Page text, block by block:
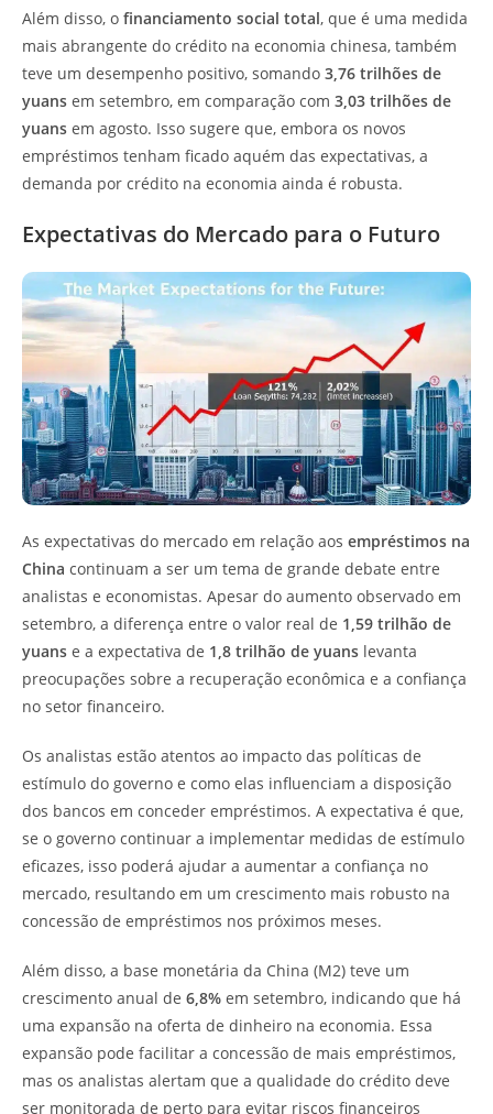
Além disso, o financiamento social total, que é uma medida
mais abrangente do crédito na economia chinesa, também
teve um desempenho positivo, somando 3,76 trilhões de
yuans em setembro, em comparação com 3,03 trilhões de
yuans em agosto. Isso sugere que, embora os novos
empréstimos tenham ficado aquém das expectativas, a
demanda por crédito na economia ainda é robusta.
Expectativas do Mercado para o Futuro
As expectativas do mercado em relação aos empréstimos na
China continuam a ser um tema de grande debate entre
analistas e economistas. Apesar do aumento observado em
setembro, a diferença entre o valor real de 1,59 trilhão de
yuans e a expectativa de 1,8 trilhão de yuans levanta
preocupações sobre a recuperação econômica e a confiança
no setor financeiro.
Os analistas estão atentos ao impacto das políticas de
estímulo do governo e como elas influenciam a disposição
dos bancos em conceder empréstimos. A expectativa é que,
se o governo continuar a implementar medidas de estímulo
eficazes, isso poderá ajudar a aumentar a confiança no
mercado, resultando em um crescimento mais robusto na
concessão de empréstimos nos próximos meses.
Além disso, a base monetária da China (M2) teve um
crescimento anual de 6,8% em setembro, indicando que há
uma expansão na oferta de dinheiro na economia. Essa
expansão pode facilitar a concessão de mais empréstimos,
mas os analistas alertam que a qualidade do crédito deve
ser monitorada de perto para evitar riscos financeiros